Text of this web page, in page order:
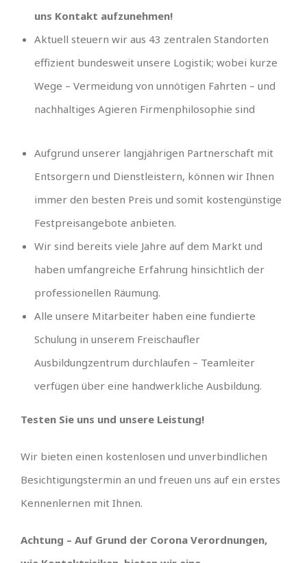
uns Kontakt aufzunehmen!
Aktuell steuern wir aus 43 zentralen Standorten
effizient bundesweit unsere Logistik; wobei kurze
Wege – Vermeidung von unnötigen Fahrten – und
nachhaltiges Agieren Firmenphilosophie sind
Aufgrund unserer langjährigen Partnerschaft mit
Entsorgern und Dienstleistern, können wir Ihnen
immer den besten Preis und somit kostengünstige
Festpreisangebote anbieten.
Wir sind bereits viele Jahre auf dem Markt und
haben umfangreiche Erfahrung hinsichtlich der
professionellen Räumung.
Alle unsere Mitarbeiter haben eine fundierte
Schulung in unserem Freischaufler
Ausbildungzentrum durchlaufen – Teamleiter
verfügen über eine handwerkliche Ausbildung.
Testen Sie uns und unsere Leistung!
Wir bieten einen kostenlosen und unverbindlichen
Besichtigungstermin an und freuen uns auf ein erstes
Kennenlernen mit Ihnen.
Achtung – Auf Grund der Corona Verordnungen,